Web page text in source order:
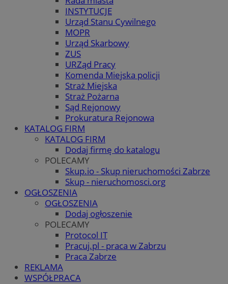
INSTYTUCJE
Urząd Stanu Cywilnego
MOPR
Urząd Skarbowy
ZUS
URZąd Pracy
Komenda Miejska policji
Straż Miejska
Straż Pożarna
Sąd Rejonowy
Prokuratura Rejonowa
KATALOG FIRM
KATALOG FIRM
Dodaj firmę do katalogu
POLECAMY
Skup.io - Skup nieruchomości Zabrze
Skup - nieruchomosci.org
OGŁOSZENIA
OGŁOSZENIA
Dodaj ogłoszenie
POLECAMY
Protocol IT
Pracuj.pl - praca w Zabrzu
Praca Zabrze
REKLAMA
WSPÓŁPRACA